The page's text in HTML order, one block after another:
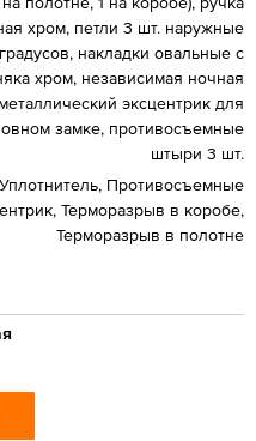
хром, петли 3 шт. наружные
накладки овальные с
хром, независимая ночная
эксцентрик для
замке, противосъемные
штыри 3 шт.
Противосъемные
Терморазрыв в коробе,
Терморазрыв в полотне